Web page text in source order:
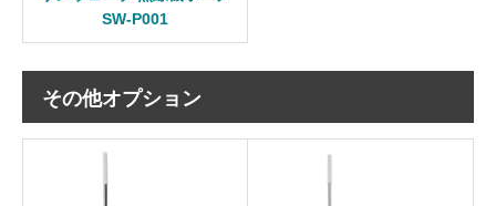
SW-P001
その他オプション